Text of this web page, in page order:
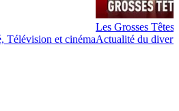
Télévision et cinéma
Les Grosses Têtes
Actualité du